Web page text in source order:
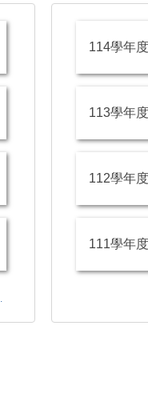
114學年
113學年
112學年
111學年